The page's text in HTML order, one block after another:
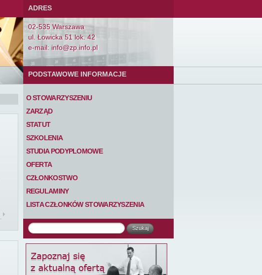
ADRES
02-535 Warszawa
ul. Łowicka 51 lok. 42
e-mail: info@zp.info.pl
PODSTAWOWE INFORMACJE
O STOWARZYSZENIU
ZARZĄD
STATUT
SZKOLENIA
STUDIA PODYPLOMOWE
OFERTA
CZŁONKOSTWO
REGULAMINY
LISTA CZŁONKÓW STOWARZYSZENIA